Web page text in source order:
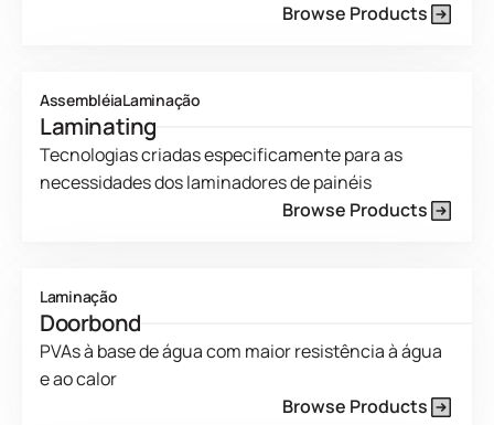
Browse Products
AssembléiaLaminação
Laminating
Tecnologias criadas especificamente para as
necessidades dos laminadores de painéis
Browse Products
Laminação
Doorbond
PVAs à base de água com maior resistência à água
e ao calor
Browse Products